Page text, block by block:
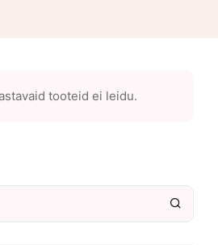
tooteid ei leidu.